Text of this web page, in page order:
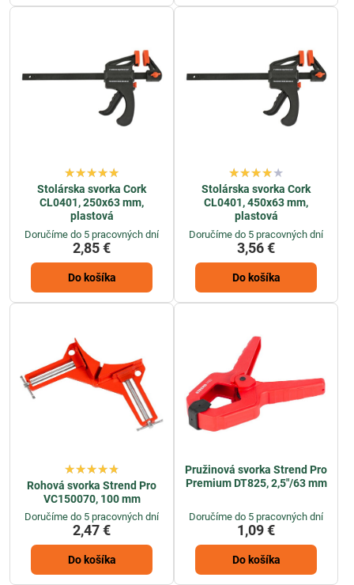
presné a spoľahlivé výsledky v každom stolárskom projekte.
Stolárska svorka Cork
CL0401, 250x63 mm,
plastová
Doručíme do 5 pracovných dní
2,85 €
Do košíka
Stolárska svorka Cork
CL0401, 450x63 mm,
plastová
Doručíme do 5 pracovných dní
3,56 €
Do košíka
Rohová svorka Strend Pro
VC150070, 100 mm
Doručíme do 5 pracovných dní
2,47 €
Do košíka
Pružinová svorka Strend Pro
Premium DT825, 2,5"/63 mm
Doručíme do 5 pracovných dní
1,09 €
Do košíka